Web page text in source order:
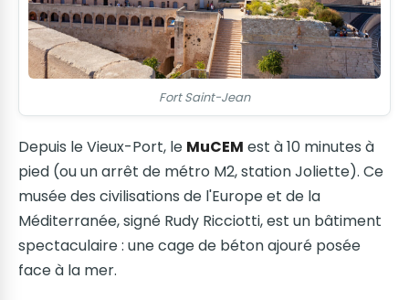
Fort Saint-Jean
Depuis le Vieux-Port, le MuCEM est à 10 minutes à
pied (ou un arrêt de métro M2, station Joliette). Ce
musée des civilisations de l'Europe et de la
Méditerranée, signé Rudy Ricciotti, est un bâtiment
spectaculaire : une cage de béton ajouré posée
face à la mer.